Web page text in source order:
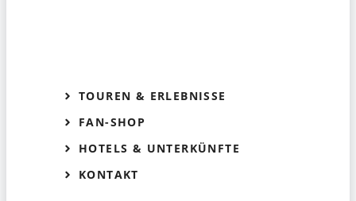
TOUREN & ERLEBNISSE
FAN-SHOP
HOTELS & UNTERKÜNFTE
KONTAKT